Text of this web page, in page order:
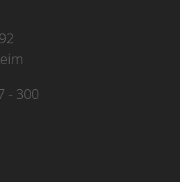
- 300